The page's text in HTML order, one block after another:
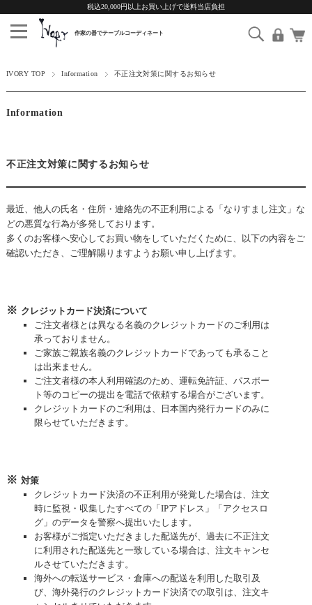
税込20,000円以上お買い上げで送料当店負担
IVORY TOP Information 不正注文対策に関するお知らせ
Information
不正注文対策に関するお知らせ
最近、他人の氏名・住所・連絡先の不正利用による「なりすまし注文」な
どの悪質な行為が多発しております。
多くのお客様へ安心してお買い物をしていただくために、以下の内容をご
確認いただき、ご理解賜りますようお願い申し上げます。
クレジットカード決済について
ご注文者様とは異なる名義のクレジットカードのご利用は
承っておりません。
ご家族ご親族名義のクレジットカードであっても承ること
は出来ません。
ご注文者様の本人利用確認のため、運転免許証、パスポー
ト等のコピーの提出を電話で依頼する場合がございます。
クレジットカードのご利用は、日本国内発行カードのみに
限らせていただきます。
対策
クレジットカード決済の不正利用が発覚した場合は、注文
時に監視・収集したすべての「IPアドレス」「アクセスロ
グ」のデータを警察へ提出いたします。
お客様がご指定いただきました配送先が、過去に不正注文
に利用された配送先と一致している場合は、注文キャンセ
ルさせていただきます。
海外への転送サービス・倉庫への配送を利用した取引及
び、海外発行のクレジットカード決済での取引は、注文キ